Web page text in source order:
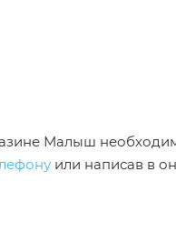
Малыш
или написав в